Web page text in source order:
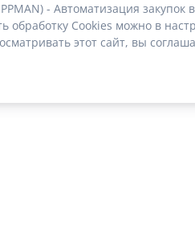
- Автоматизация
обработку Cookies можно в
этот сайт, вы